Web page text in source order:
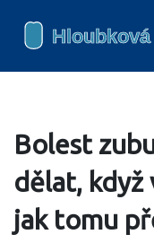
Bolest
dělat, když
jak tomu